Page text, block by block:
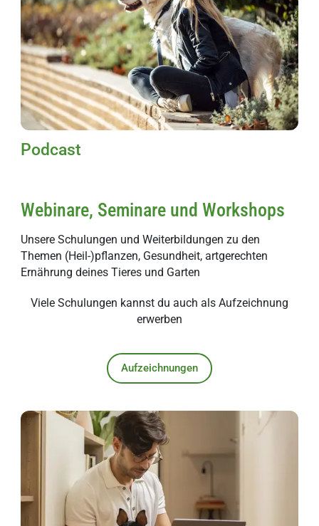
Podcast
Webinare, Seminare und Workshops
Unsere Schulungen und Weiterbildungen zu den
Themen (Heil-)pflanzen, Gesundheit, artgerechten
Ernährung deines Tieres und Garten
Viele Schulungen kannst du auch als Aufzeichnung
erwerben
Aufzeichnungen